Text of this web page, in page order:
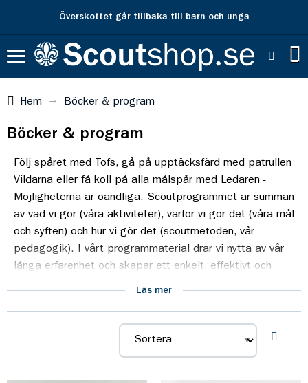
Fri frakt över 500 kr
Hem Böcker & program
Böcker & program
Följ spåret med Tofs, gå på upptäcksfärd med patrullen
Vildarna eller få koll på alla målspår med Ledaren -
Möjligheterna är oändliga. Scoutprogrammet är summan
av vad vi gör (våra aktiviteter), varför vi gör det (våra mål
och syften) och hur vi gör det (scoutmetoden, vår
pedagogik). I vårt programmaterial drar vi nytta av vår
långa erfarenhet och skapar ett enkelt, effektivt och
böcker inom hobby och fritid.
Läs mer